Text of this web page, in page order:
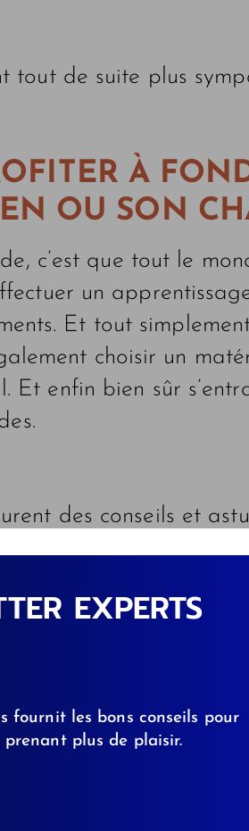
tout de suite plus
À
OU SON
c’est que tout le
un
Et tout
choisir un
enfin bien sûr
des conseils et
vous et votre chien
EXPERTS
fournit les bons conseils pour
prenant plus de plaisir.